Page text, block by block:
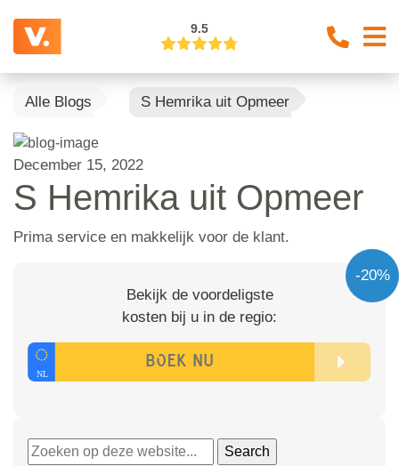
9.5
Alle Blogs S Hemrika uit Opmeer
December 15, 2022
S Hemrika uit Opmeer
Prima service en makkelijk voor de klant.
-20%
Bekijk de voordeligste
kosten bij u in de regio: